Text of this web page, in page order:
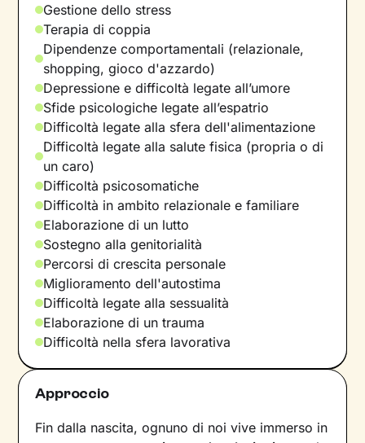
Gestione dello stress
Terapia di coppia
Dipendenze comportamentali (relazionale,
shopping, gioco d'azzardo)
Depressione e difficoltà legate all’umore
Sfide psicologiche legate all’espatrio
Difficoltà legate alla sfera dell'alimentazione
Difficoltà legate alla salute fisica (propria o di
un caro)
Difficoltà psicosomatiche
Difficoltà in ambito relazionale e familiare
Elaborazione di un lutto
Sostegno alla genitorialità
Percorsi di crescita personale
Miglioramento dell'autostima
Difficoltà legate alla sessualità
Elaborazione di un trauma
Difficoltà nella sfera lavorativa
Approccio
Fin dalla nascita, ognuno di noi vive immerso in